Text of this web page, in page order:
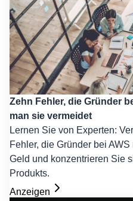
Zehn Fehler, die Gründer
man sie vermeidet
Lernen Sie von Experten:
Fehler, die Gründer bei
Geld und konzentrieren Sie
Produkts.
Anzeigen